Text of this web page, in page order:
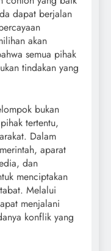
dapat berjalan
akan
semua pihak
tindakan yang
bukan
tertentu,
Dalam
aparat
dan
menciptakan
Melalui
menjalani
konflik yang